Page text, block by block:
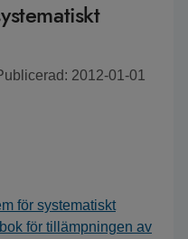
2012-01-01
för systematiskt
för tillämpningen av